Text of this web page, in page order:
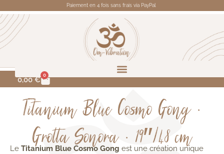
Paiement en 4 fois sans frais via PayPal
0,00€ 0
Titanium Blue Cosmo Gong •
Grotta Sonora • 19″/48 cm
Le Titanium Blue Cosmo Gong est une création unique